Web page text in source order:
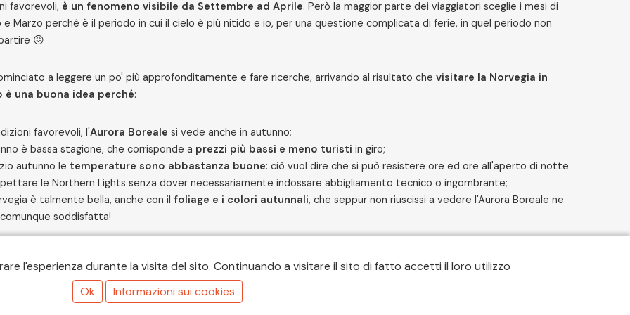
favorevoli, è un fenomeno visibile da Settembre ad Aprile. Però la maggior parte dei viaggiatori sceglie i mesi di
e Marzo perché è il periodo in cui il cielo è più nitido e io, per una questione complicata di ferie, in quel periodo non
😖
a leggere un po' più approfonditamente e fare ricerche, arrivando al risultato chevisitare la Norvegia in
è una buona idea perché:
favorevoli, l'Aurora Boreale si vede anche in autunno;
è bassa stagione, che corrisponde a prezzi più bassi e meno turisti in giro;
autunno le temperature sono abbastanza buone: ciò vuol dire che si può resistere ore ed ore all'aperto di notte
le Northern Lights senza dover necessariamente indossare abbigliamento tecnico o ingombrante;
è talmente bella, anche con il foliage e i colori autunnali, che seppur non riuscissi a vedere l'Aurora Boreale ne
soddisfatta!
un altro anno" 😎
l'esperienza durante la visita del sito. Continuando a visitare il sito di fatto accetti il loro utilizzo
Ok
Informazioni sui cookies